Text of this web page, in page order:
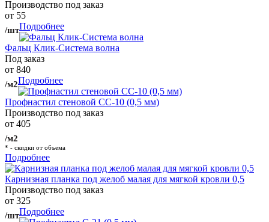
Производство под заказ
от 55
/штПодробнее
Фальц Клик-Система волна
Под заказ
от 840
/м2Подробнее
Профнастил стеновой СС-10 (0,5 мм)
Производство под заказ
от 405
/м2
* - скидки от объема
Подробнее
Карнизная планка под желоб малая для мягкой кровли 0,5
Производство под заказ
от 325
/штПодробнее